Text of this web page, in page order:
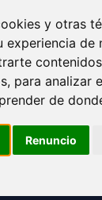
y otras
experiencia de
para analizar
de
Renuncio